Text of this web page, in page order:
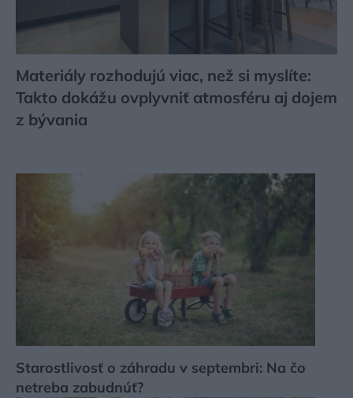
Materiály rozhodujú viac, než si myslíte:
Takto dokážu ovplyvniť atmosféru aj dojem
z bývania
Starostlivosť o záhradu v septembri: Na čo
netreba zabudnúť?